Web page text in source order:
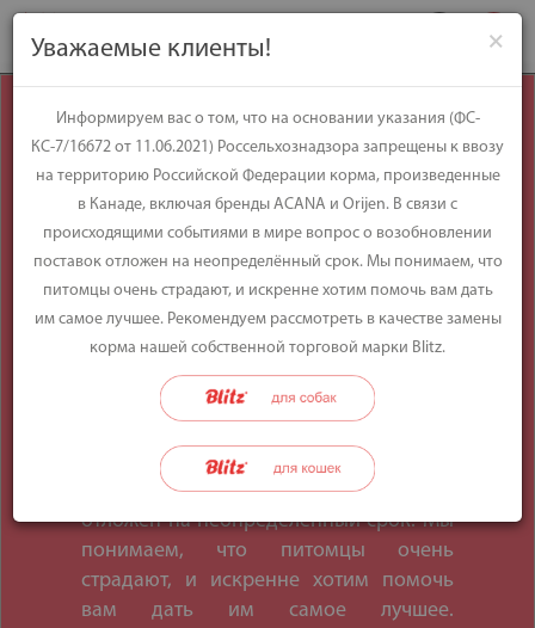
Уважаемые
клиенты!
Информируем вас о том, что на
основании указания (ФС-КС-7/16672 от
11.06.2021) Россельхознадзора
запрещены к ввозу на территорию
Российской Федерации корма,
произведенные в Канаде, включая
происходящими событиями в мире
вопрос о возобновлении поставок
отложен на неопределённый срок. Мы
понимаем, что питомцы очень
страдают, и искренне хотим помочь
вам дать им самое лучшее.
×
Уважаемые клиенты!
Информируем вас о том, что на основании указания (ФС-
КС-7/16672 от 11.06.2021) Россельхознадзора запрещены к ввозу
на территорию Российской Федерации корма, произведенные
в Канаде, включая бренды ACANA и Orijen. В связи с
происходящими событиями в мире вопрос о возобновлении
поставок отложен на неопределённый срок. Мы понимаем, что
питомцы очень страдают, и искренне хотим помочь вам дать
им самое лучшее. Рекомендуем рассмотреть в качестве замены
корма нашей собственной торговой марки Blitz.